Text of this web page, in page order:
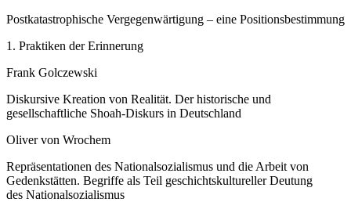
Postkatastrophische Vergegenwärtigung – eine Positionsbestimmung
1. Praktiken der Erinnerung
Frank Golczewski
Diskursive Kreation von Realität. Der historische und
gesellschaftliche Shoah-Diskurs in Deutschland
Oliver von Wrochem
Repräsentationen des Nationalsozialismus und die Arbeit von
Gedenkstätten. Begriffe als Teil geschichtskultureller Deutung
des Nationalsozialismus